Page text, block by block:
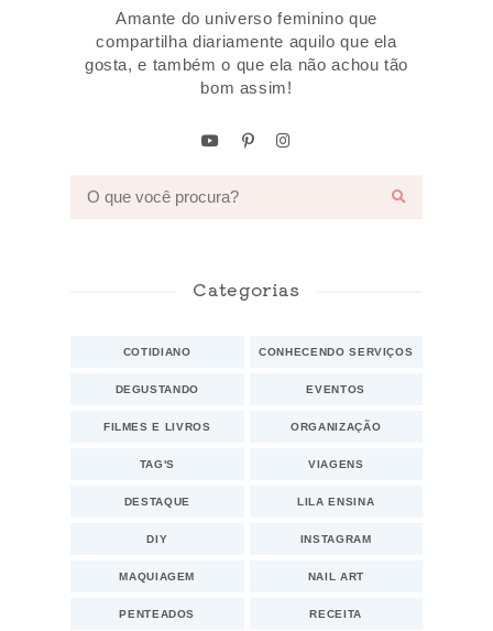
Amante do universo feminino que
compartilha diariamente aquilo que ela
gosta, e também o que ela não achou tão
bom assim!
Categorias
COTIDIANO CONHECENDO SERVIÇOS
DEGUSTANDO EVENTOS
FILMES E LIVROS ORGANIZAÇÃO
TAG'S VIAGENS
DESTAQUE LILA ENSINA
DIY INSTAGRAM
MAQUIAGEM NAIL ART
PENTEADOS RECEITA